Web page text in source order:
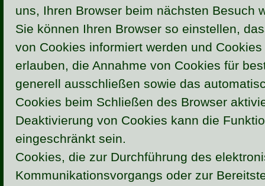
uns, Ihren Browser beim nächsten Besuch
Sie können Ihren Browser so einstellen,
von Cookies informiert werden und
erlauben, die Annahme von Cookies für
generell ausschließen sowie das
Cookies beim Schließen des Browser
Deaktivierung von Cookies kann die
eingeschränkt sein.
Cookies, die zur Durchführung des
Kommunikationsvorgangs oder zur